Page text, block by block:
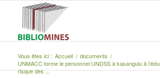
Vous êtes ici : Accueil / documents /
UNMACC forme le personnel UNDSS à kasangulu à
risque des ...